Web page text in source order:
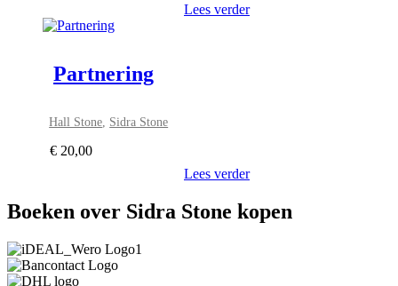
Lees verder
Partnering
Hall Stone Sidra Stone
€ 20,00
Lees verder
Boeken over Sidra Stone kopen